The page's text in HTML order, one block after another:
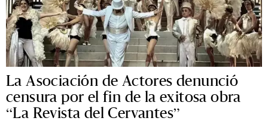
La Asociación de Actores denunció
censura por el fin de la exitosa obra
“La Revista del Cervantes”